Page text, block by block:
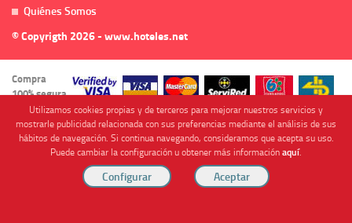
Quiénes Somos
© Copyrigth 2026 - www.hoteles.net
Compra
100% segura
Cofinanciado por
Utilizamos cookies propias y de terceros para mejorar nuestros servicios y
mostrarle publicidad relacionada con sus preferencias mediante el análisis de sus
hábitos de navegación. Si continua navegando, consideramos que acepta su uso.
Puede cambiar la configuración u obtener más informaciónaquí.